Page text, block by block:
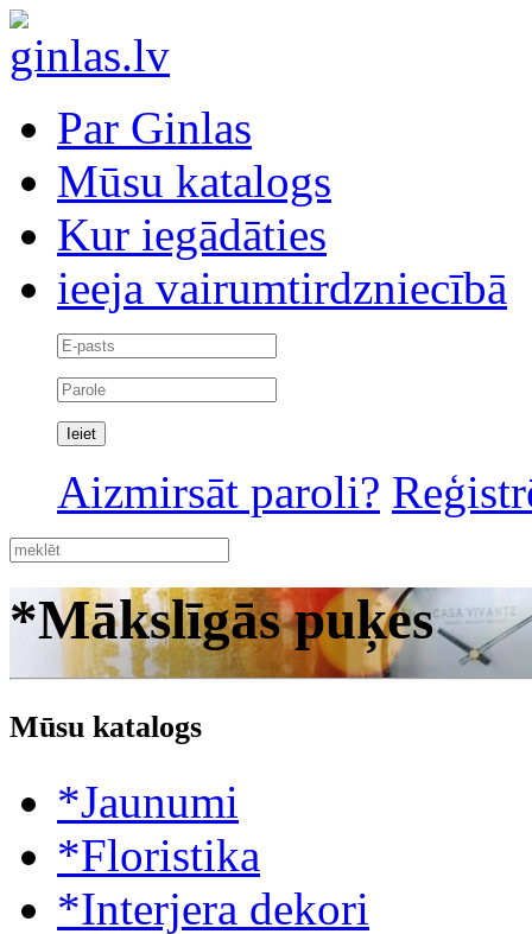
Par Ginlas
Mūsu katalogs
Kur iegādāties
ieeja vairumtirdzniecībā
Aizmirsāt paroli?
*Mākslīgās puķes
Mūsu katalogs
*Jaunumi
*Floristika
*Interjera dekori